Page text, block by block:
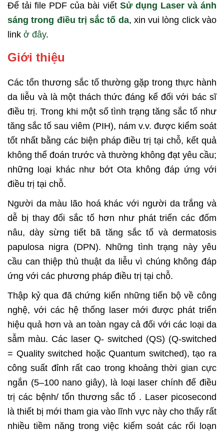
Để tải file PDF của bài viết Sử dụng Laser và ánh
sáng trong điều trị sắc tố da, xin vui lòng click vào
link ở đây.
Giới thiệu
Các tổn thương sắc tố thường gặp trong thực hành
da liễu và là một thách thức đáng kể đối với bác sĩ
điều trị. Trong khi một số tình trạng tăng sắc tố như
tăng sắc tố sau viêm (PIH), nám v.v. được kiểm soát
tốt nhất bằng các biện pháp điều trị tại chỗ, kết quả
không thể đoán trước và thường không đạt yêu cầu;
những loại khác như bớt Ota không đáp ứng với
điều trị tại chỗ.
Người da màu lão hoá khác với người da trắng và
dễ bị thay đổi sắc tố hơn như phát triển các đốm
nâu, dày sừng tiết bã tăng sắc tố và dermatosis
papulosa nigra (DPN). Những tình trạng này yêu
cầu can thiệp thủ thuật da liễu vì chúng không đáp
ứng với các phương pháp điều trị tại chỗ.
Thập kỷ qua đã chứng kiến những tiến bộ về công
nghệ, với các hệ thống laser mới được phát triển
hiệu quả hơn và an toàn ngay cả đối với các loại da
sẫm màu. Các laser Q- switched (QS) (Q-switched
= Quality switched hoặc Quantum switched), tạo ra
công suất đỉnh rất cao trong khoảng thời gian cực
ngắn (5–100 nano giây), là loại laser chính để điều
trị các bệnh/ tổn thương sắc tố . Laser picosecond
là thiết bị mới tham gia vào lĩnh vực này cho thấy rất
nhiều tiềm năng trong việc kiểm soát các rối loạn